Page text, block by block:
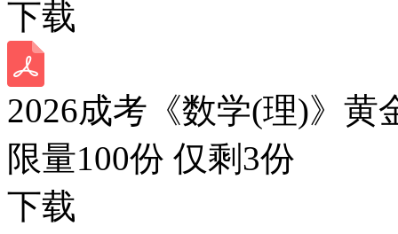
下载
2026成考《数学(理)》黄
限量100份 仅剩 3份
下载